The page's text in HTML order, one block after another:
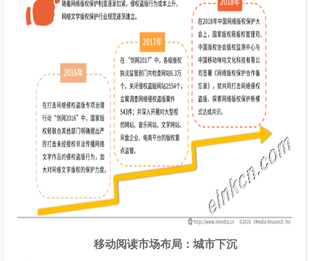
移动阅读市场布局：城市下沉